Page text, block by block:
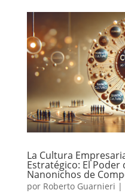
La Cultura
Estratégico: El Poder
Nanonichos de
por Roberto Guarnieri |